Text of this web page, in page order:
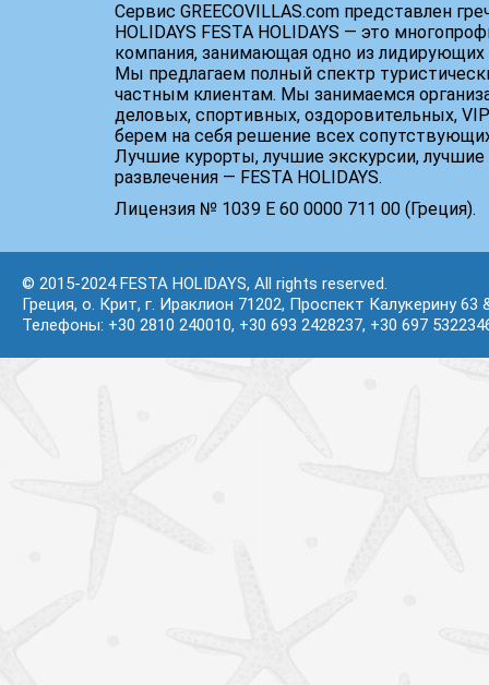
Сервис GREECOVILLAS.com представлен
HOLIDAYS FESTA HOLIDAYS — это
компания, занимающая одно из
Мы предлагаем полный спектр
частным клиентам. Мы занимаемся
деловых, спортивных, оздоровительных,
берем на себя решение всех
Лучшие курорты, лучшие экскурсии, лучшие
развлечения — FESTA HOLIDAYS.
Лицензия № 1039 Е 60 0000 711 00 (Греция).
© 2015-2024 FESTA HOLIDAYS, All rights reserved.
Греция, о. Крит, г. Ираклион 71202, Проспект Калукерину 63
Телефоны: +30 2810 240010, +30 693 2428237, +30 697